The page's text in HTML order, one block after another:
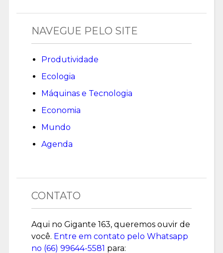
NAVEGUE PELO SITE
Produtividade
Ecologia
Máquinas e Tecnologia
Economia
Mundo
Agenda
CONTATO
Aqui no Gigante 163, queremos ouvir de
você. Entre em contato pelo Whatsapp
no (66) 99644-5581 para: